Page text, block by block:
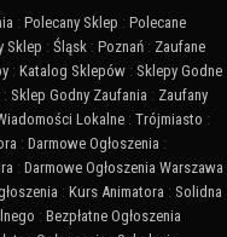
: Polecany Sklep : Polecane
Sklep : Śląsk : Poznań : Zaufane
: Katalog Sklepów : Sklepy Godne
: Sklep Godny Zaufania : Zaufany
Lokalne : Trójmiasto :
: Darmowe Ogłoszenia :
: Darmowe Ogłoszenia Warszawa
: Kurs Animatora : Solidna
: Bezpłatne Ogłoszenia